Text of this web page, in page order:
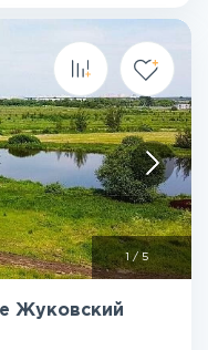
1 / 5
Жуковский